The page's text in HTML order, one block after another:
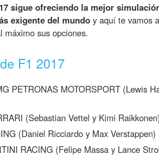
sigue ofreciendo la mejor
exigente del mundo y aquí te vamos
sus opciones.
F1 2017
PETRONAS MOTORSPORT (Lewis
(Sebastian Vettel y Kimi
(Daniel Ricciardo y Max Verstappen)
RACING (Felipe Massa y Lance